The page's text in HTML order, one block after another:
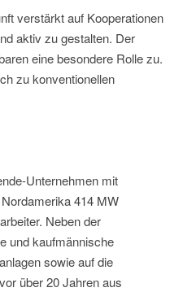
verstärkt auf Kooperationen
aktiv zu gestalten. Der
eine besondere Rolle zu.
zu konventionellen
Unternehmen mit
414 MW
Neben der
und kaufmännische
sowie auf die
über 20 Jahren aus